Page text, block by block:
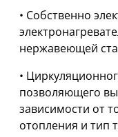
• Собственно
нержавеющей
•
позволяющего
зависимости от
отопления и тип